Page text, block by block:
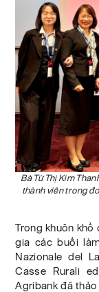
Bà Từ Thị Kim
thành viên trong
Trong khuôn
gia các buổi
Nazionale del
Casse Rurali
Agribank đã